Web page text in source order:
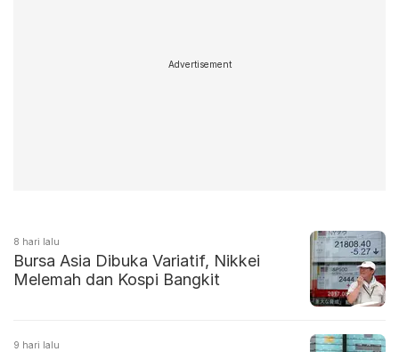
Advertisement
8 hari lalu
Bursa Asia Dibuka Variatif, Nikkei
Melemah dan Kospi Bangkit
9 hari lalu